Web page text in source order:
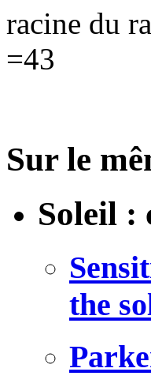
racine du
=43
Sur le
Soleil :
the